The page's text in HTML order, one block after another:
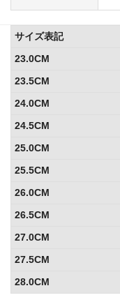
サイズ表記
23.0CM
23.5CM
24.0CM
24.5CM
25.0CM
25.5CM
26.0CM
26.5CM
27.0CM
27.5CM
28.0CM